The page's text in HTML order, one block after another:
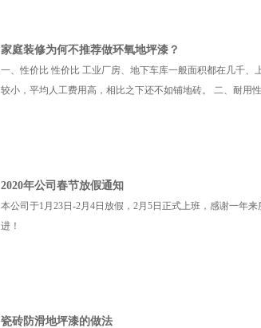
家庭装修为何不推荐做环氧地坪漆？
一、性价比 性价比 工业厂房、地下车库一般面积都在几千、
较小，平均人工费用高，相比之下还不如铺地砖。 二、耐用性
2020年公司春节放假通知
本公司于1月23日-2月4日放假，2月5日正式上班，感谢一年
进！
瓷砖防滑地坪漆的做法